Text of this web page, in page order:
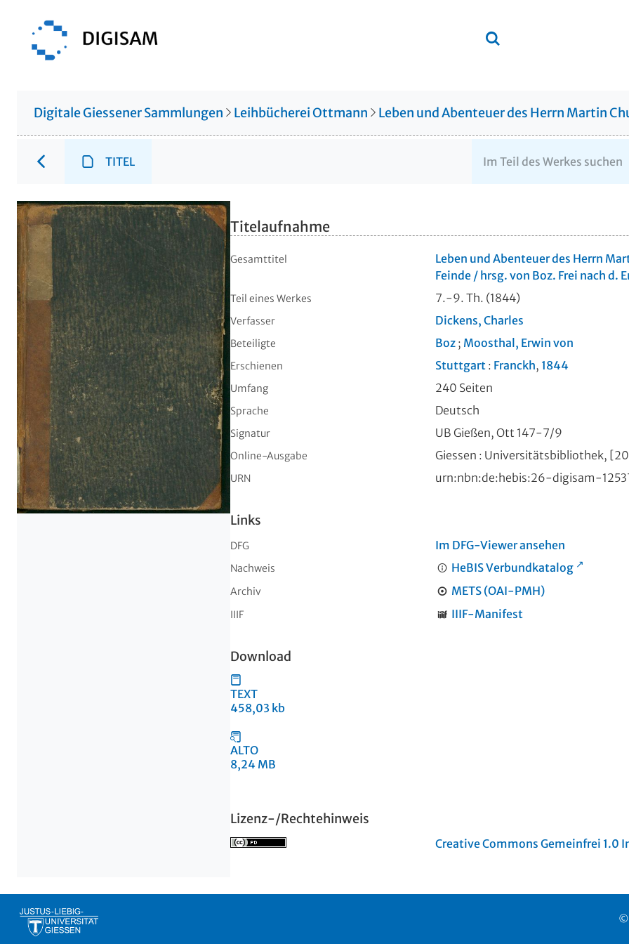
Digitale Giessener Sammlungen Leihbücherei Ottmann Leben und Abenteuer des Herrn Martin
TITEL
Titelaufnahme
Gesamttitel
Leben und Abenteuer des Herrn
Feinde / hrsg. von Boz. Frei nach d.
Teil eines Werkes 7.-9. Th. (1844)
Verfasser Dickens, Charles
Beteiligte Boz ; Moosthal, Erwin von
Erschienen Stuttgart : Franckh, 1844
Umfang 240 Seiten
Sprache Deutsch
Signatur UB Gießen, Ott 147-7/9
Online-Ausgabe Giessen : Universitätsbibliothek,
URN urn:nbn:de:hebis:26-digisam-
Links
DFG Im DFG-Viewer ansehen
Nachweis HeBIS Verbundkatalog
Archiv METS (OAI-PMH)
IIIF IIIF-Manifest
Download
TEXT
458,03 kb
ALTO
8,24 MB
Lizenz-/Rechtehinweis
Creative Commons Gemeinfrei 1.0
©